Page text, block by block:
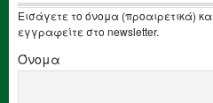
Εισάγετε το όνομα (προαιρετικά)
εγγραφείτε στο newsletter.
Όνομα